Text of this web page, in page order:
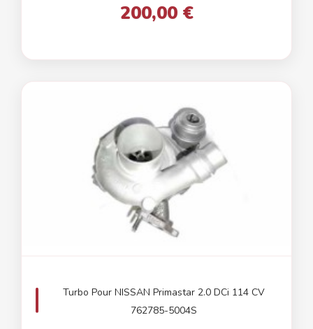
200,00 €
Turbo Pour NISSAN Primastar 2.0 DCi 114 CV
762785-5004S